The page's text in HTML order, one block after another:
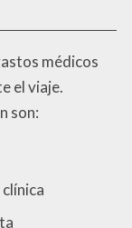
médicos
el viaje.
son: